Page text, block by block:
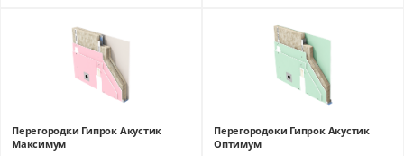
Перегородки Гипрок Акустик
Максимум
Перегородоки Гипрок Акустик
Оптимум